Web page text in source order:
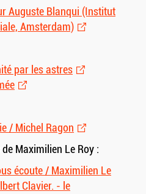
Auguste Blanqui (Institut
Amsterdam)
par les astres
/ Michel Ragon
Maximilien Le Roy :
écoute / Maximilien Le
Clavier. - le